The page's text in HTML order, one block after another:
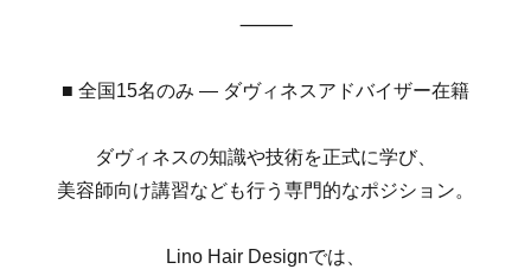
⸻
■ 全国15名のみ ― ダヴィネスアドバイザー在籍
ダヴィネスの知識や技術を正式に学び、
美容師向け講習なども行う専門的なポジション。
Lino Hair Designでは、